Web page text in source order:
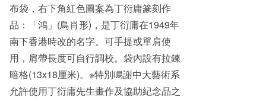
布袋，右下角紅色圖案為丁衍庸篆刻作
品：「鴻」(鳥肖形)，是丁衍庸在1949年
南下香港時改的名字。可手提或單肩使
用，肩帶長度可自行調校。袋內設有拉鍊
暗格(13x18厘米)。※特別鳴謝中大藝術系
允許使用丁衍庸先生畫作及協助紀念品之